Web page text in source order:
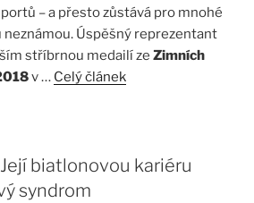
– a přesto zůstává pro mnohé
Úspěšný reprezentant
stříbrnou medailí ze Zimních
v … Celý článek
biatlonovou kariéru
syndrom